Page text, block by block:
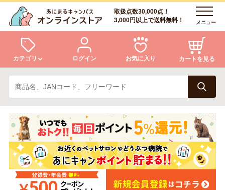
取扱点数30,000点！
3,000円以上で送料無料！
メニュー
カテゴリ
犬 猫
小動物・鳥 アクア・爬虫類・昆虫
ドッグフード キャットフード
ログイン お気に入り カートを見る
ログイン
会員登録
あにまるキャンパスについて
アフターサービス